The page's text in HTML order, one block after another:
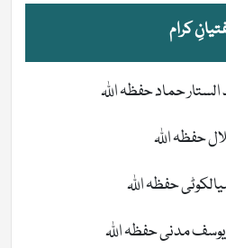
کرام
حماد حفظہ اللہ
حفظہ اللہ
حفظہ اللہ
مدنی حفظہ اللہ